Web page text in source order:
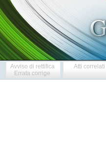
Avviso di rettifica
Errata corrige
Atti correlati